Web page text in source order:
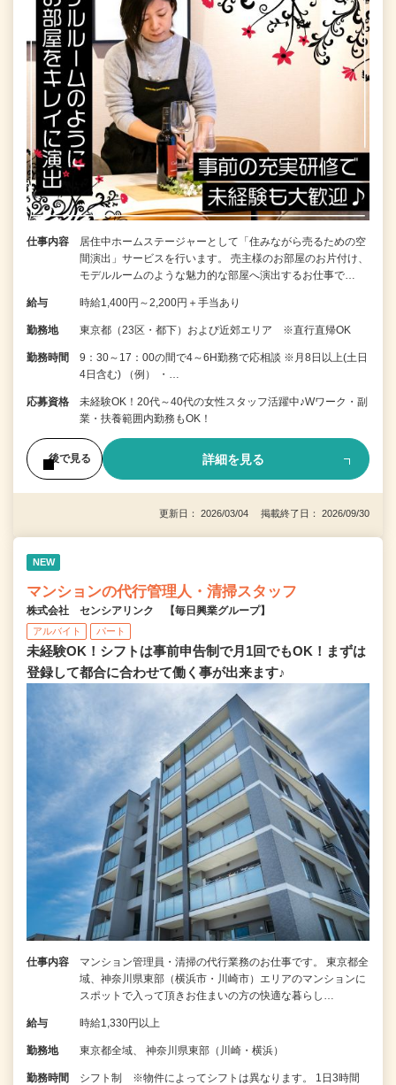
仕事内容
居住中ホームステージャーとして「住みながら売るための空
間演出」サービスを行います。 売主様のお部屋のお片付け、
モデルルームのような魅力的な部屋へ演出するお仕事で…
給与 時給1,400円～2,200円＋手当あり
勤務地 東京都（23区・都下）および近郊エリア ※直行直帰OK
勤務時間
9：30～17：00の間で4～6H勤務で応相談 ※月8日以上(土日
4日含む) （例） ・…
応募資格
未経験OK！20代～40代の女性スタッフ活躍中♪Wワーク・副
業・扶養範囲内勤務もOK！
後で見る 詳細を見る
更新日： 2026/03/04 掲載終了日： 2026/09/30
NEW
マンションの代行管理人・清掃スタッフ
株式会社 センシアリンク 【毎日興業グループ】
アルバイト パート
未経験OK！シフトは事前申告制で月1回でもOK！まずは
登録して都合に合わせて働く事が出来ます♪
仕事内容
マンション管理員・清掃の代行業務のお仕事です。 東京都全
域、神奈川県東部（横浜市・川崎市）エリアのマンションに
スポットで入って頂きお住まいの方の快適な暮らし…
給与 時給1,330円以上
勤務地 東京都全域、 神奈川県東部（川崎・横浜）
勤務時間
シフト制 ※物件によってシフトは異なります。 1日3時間